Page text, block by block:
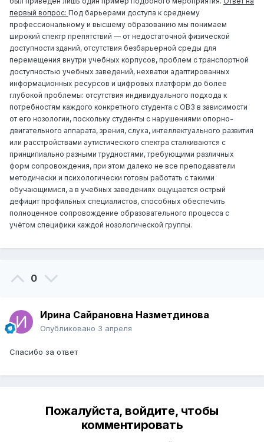
первый вопрос: Под барьерами доступа к среднему
профессиональному и высшему образованию мы понимаем
широкий спектр препятствий — от недостаточной физической
доступности зданий, отсутствия безбарьерной среды для
перемещения внутри учебных корпусов, проблем с транспортной
доступностью учебных заведений, нехватки адаптированных
информационных ресурсов и цифровых платформ до более
глубокой проблемы: отсутствия индивидуального подхода к
потребностям каждого конкретного студента с ОВЗ в зависимости
от его нозологии, поскольку студенты с нарушениями опорно-
двигательного аппарата, зрения, слуха, интеллектуального развития
или расстройствами аутистического спектра сталкиваются с
принципиально разными трудностями, требующими различных
форм сопровождения, при этом далеко не все преподаватели
методически и психологически готовы работать с такими
обучающимися, а в учебных заведениях ощущается острый
дефицит профильных специалистов, способных обеспечить
полноценное сопровождение образовательного процесса с
учётом специфики каждой нозологической группы.
0
Ирина Сайрановна Назметдинова
Опубликовано 3 апреля
Спасибо за ответ
Пожалуйста, войдите, чтобы
комментировать